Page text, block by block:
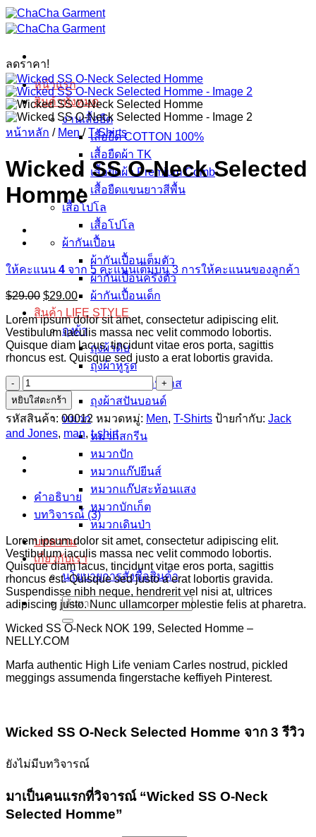
ข้าม
ไป
เนื้อหา
หน้าแรก
สินค้าทั้งหมด
งานเสื้อยืด
เสื้อยืด COTTON 100%
เสื้อยืดผ้า TK
เสื้อยืดผ้า Premium Comb
เสื้อยืดแขนยาวสีพื้น
เสื้อโปโล
เสื้อโปโล
ผ้ากันเปื้อน
ผ้ากันเปื้อนเต็มตัว
ผ้ากันเปื้อนครึ่งตัว
ผ้ากันเปื้อนเด็ก
สินค้า LIFE STYLE
ถุงผ้า
ถุงผ้าดิบ
ถุงผ้าหูรูด
กระเป๋าผ้าแคนวาส
ถุงผ้าสปันบอนด์
หมวก
หมวกสกรีน
หมวกปัก
หมวกแก๊ปยีนส์
หมวกแก๊ปสะท้อนแสง
หมวกบักเก็ต
หมวกเดินป่า
บทความ
เกี่ยวกับเรา
นโยบายการสั่งซื้อสินค้า
ค้นหา:
ลดราคา!
หน้าหลัก / Men / T-Shirts
Wicked SS O-Neck Selected
Homme
ให้คะแนน 4 จาก 5 คะแนนเต็มบน3 การให้คะแนนของลูกค้า
$29.00 Original
price
was:
$29.00.
$29.00Current
price
is:
$29.00.
Lorem ipsum dolor sit amet, consectetur adipiscing elit.
Vestibulum iaculis massa nec velit commodo lobortis.
Quisque diam lacus, tincidunt vitae eros porta, sagittis
rhoncus est. Quisque sed justo a erat lobortis gravida.
จำนวน
Wicked
SS
O-
Neck
Homme
หยิบใส่ตะกร้า
รหัสสินค้า: 00012 หมวดหมู่: Men, T-Shirts ป้ายกำกับ: Jack
and Jones, man,t-shirt
คำอธิบาย
บทวิจารณ์ (3)
Lorem ipsum dolor sit amet, consectetur adipiscing elit.
Vestibulum iaculis massa nec velit commodo lobortis.
Quisque diam lacus, tincidunt vitae eros porta, sagittis
rhoncus est. Quisque sed justo a erat lobortis gravida.
Suspendisse nibh neque, hendrerit vel nisi at, ultrices
adipiscing justo. Nunc ullamcorper molestie felis at pharetra.
Wicked SS O-Neck NOK 199, Selected Homme –
NELLY.COM
Marfa authentic High Life veniam Carles nostrud, pickled
meggings assumenda fingerstache keffiyeh Pinterest.
Wicked SS O-Neck Selected Homme จาก 3 รีวิว
ยังไม่มีบทวิจารณ์
มาเป็นคนแรกที่วิจารณ์ “Wicked SS O-Neck
Selected Homme”